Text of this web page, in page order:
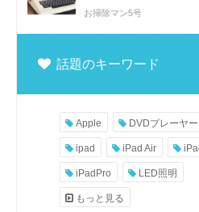
お掃除マン5号
話題のキーワード
Apple DVDプレーヤー
ipad iPad Air
iPadPro LED照明
もっと見る